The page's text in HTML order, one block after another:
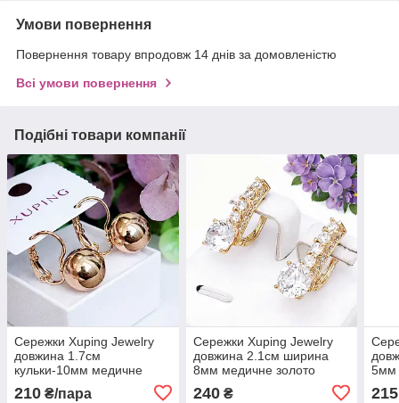
Умови повернення
Повернення товару впродовж 14 днів за домовленістю
Всі умови повернення
Подібні товари компанії
Сережки Xuping Jewelry
довжина 1.7см
кульки-10мм медичне
золото позолота 18К с994
210 ₴/пара
Сережки Xuping Jewelry
довжина 2.1см ширина
8мм медичне золото
240₴
5мм
215